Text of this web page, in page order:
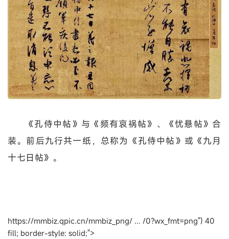
《孔侍中帖》与《频有哀祸帖》、《忧悬帖》合
装。前后九行共一纸，总称为《孔侍中帖》或《九月
十七日帖》。
https://mmbiz.qpic.cn/mmbiz_png/ ... /0?wx_fmt=png") 40
fill; border-style: solid;">